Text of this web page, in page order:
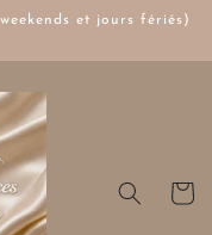
et jours fériés)
Cart